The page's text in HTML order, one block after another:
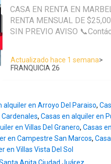
vigilancia·Circuito cerrado de
equipada·Cocina integral·
Estacionamiento·Gas natural
CASA EN RENTA EN
RENTA MENSUAL DE $25,000 CAMBIOS
SIN PREVIO AVISO 📞Contáctanos por llamada o
Actualizado hace 1 semana>
FRANQUICIA 26
alquiler en Arroyo Del Paraiso,
, Casas en alquiler en
en Villas Del Granero, Casas
en Campestre San Marcos,
en Villas Vista Del Sol